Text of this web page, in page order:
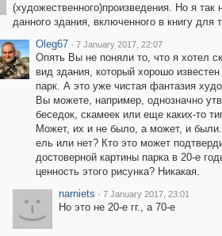
(художественного)произведения. Но я
данного здания, включенного в книгу для
Oleg67 · 7 January 2017, 22:07
Опять Вы не поняли то, что я хотел
вид здания, который хорошо
парк. А это уже чистая фантазия
Вы можете, например, однозначно
беседок, скамеек или еще каких-то
Может, их и не было, а может, и
ель или нет? Кто это может
достоверной картины парка в 20-е
ценность этого рисунка? Никакая.
narniets · 7 January 2017, 23:01
Но это не 20-е гг., а 70-е